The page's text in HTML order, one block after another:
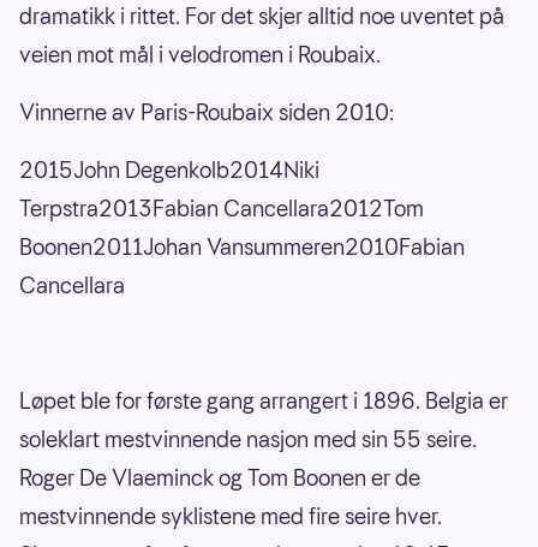
dramatikk i rittet. For det skjer alltid noe uventet på
veien mot mål i velodromen i Roubaix.
Vinnerne av Paris-Roubaix siden 2010:
2015John Degenkolb2014Niki
Terpstra2013Fabian Cancellara2012Tom
Boonen2011Johan Vansummeren2010Fabian
Cancellara
Løpet ble for første gang arrangert i 1896. Belgia er
soleklart mestvinnende nasjon med sin 55 seire.
Roger De Vlaeminck og Tom Boonen er de
mestvinnende syklistene med fire seire hver.